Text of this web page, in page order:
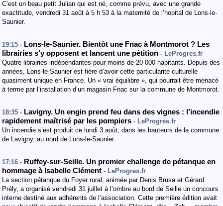
C’est un beau petit Julian qui est né, comme prévu, avec une grande
exactitude, vendredi 31 août à 5 h 53 à la maternité de l’hopital de Lons-le-
Saunier.
19:15 - Lons-le-Saunier. Bientôt une Fnac à Montmorot ? Les
librairies s’y opposent et lancent une pétition - LeProgres.fr
Quatre librairies indépendantes pour moins de 20 000 habitants. Depuis des
années, Lons-le-Saunier est fière d’avoir cette particularité culturelle
quasiment unique en France. Un « vrai équilibre », qui pourrait être menacé
à terme par l’installation d’un magasin Fnac sur la commune de Montmorot.
18:35 - Lavigny. Un engin prend feu dans des vignes : l’incendie
rapidement maîtrisé par les pompiers - LeProgres.fr
Un incendie s’est produit ce lundi 3 août, dans les hauteurs de la commune
de Lavigny, au nord de Lons-le-Saunier.
17:16 - Ruffey-sur-Seille. Un premier challenge de pétanque en
hommage à Isabelle Clément - LeProgres.fr
La section pétanque du Foyer rural, animée par Denis Brusa et Gérard
Prély, a organisé vendredi 31 juillet à l’ombre au bord de Seille un concours
interne destiné aux adhérents de l’association. Cette première édition avait